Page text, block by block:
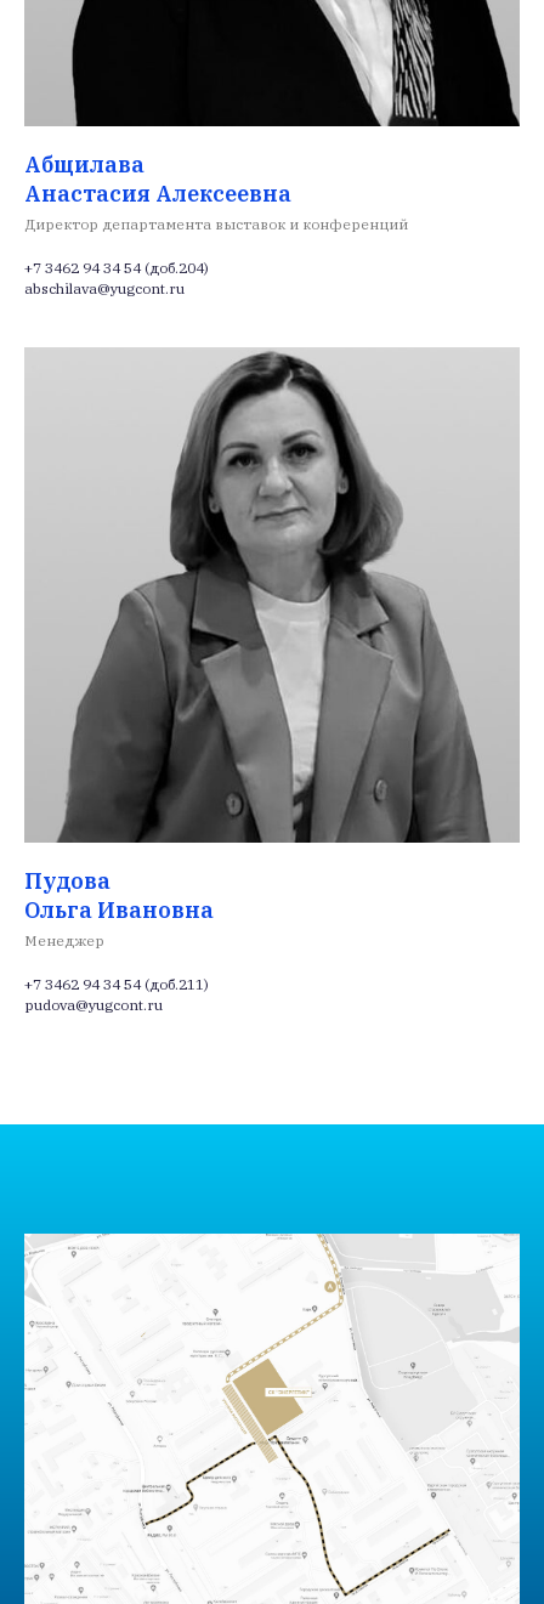
Абщилава
Анастасия Алексеевна
Директор департамента выставок и конференций
+7 3462 94 34 54 (доб.204)
abschilava@yugcont.ru
Пудова
Ольга Ивановна
Менеджер
+7 3462 94 34 54 (доб.211)
pudova@yugcont.ru